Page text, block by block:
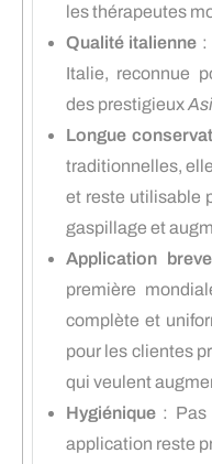
les thérapeutes
Qualité italienne :
Italie, reconnue
des prestigieux
Longue
traditionnelles,
et reste utilisable
gaspillage et
Application
première
complète et
pour les clientes
qui veulent
Hygiénique : Pas
application reste